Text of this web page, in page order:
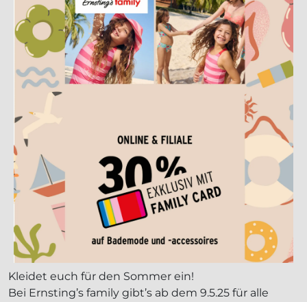
Kleidet euch für den Sommer ein!
Bei Ernsting’s family gibt’s ab dem 9.5.25 für alle